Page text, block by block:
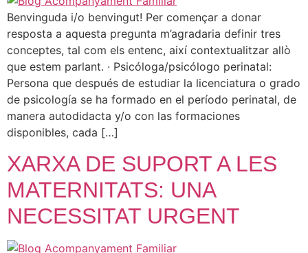
Benvinguda i/o benvingut! Per començar a donar
resposta a aquesta pregunta m’agradaria definir tres
conceptes, tal com els entenc, així contextualitzar allò
que estem parlant. · Psicóloga/psicólogo perinatal:
Persona que después de estudiar la licenciatura o grado
de psicología se ha formado en el período perinatal, de
manera autodidacta y/o con las formaciones
disponibles, cada […]
XARXA DE SUPORT A LES
MATERNITATS: UNA
NECESSITAT URGENT